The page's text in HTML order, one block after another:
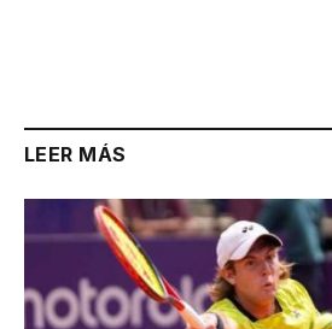
LEER MÁS